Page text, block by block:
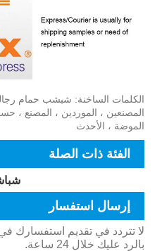
الكلمات الساخنة: شبشب حمام
المصنعين ، الموردين ، المصنع ،
الموضة ، الأحدث
الفئة ذات الصلة
إرسال استفسار
لا تتردد في تقديم استفسارك
بالرد عليك خلال 24 ساعة.